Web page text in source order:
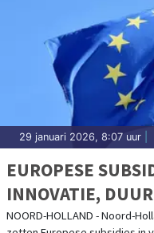
29 januari 2026, 8:07 uur
EUROPESE
INNOVATIE,
LANDBOUW IN
NOORD-HOLLAND - Noord-